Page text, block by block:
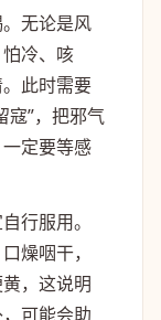
无论是风
冷、咳
此时需要
寇”，把邪气
定要等感
行服用。
燥咽干，
，这说明
可能会助